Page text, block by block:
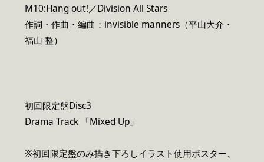
M10:Hang out!／Division All Stars
作詞・作曲・編曲：invisible manners（平山大介・
福山 整）
初回限定盤Disc3
Drama Track 「Mixed Up」
※初回限定盤のみ描き下ろしイラスト使用ポスター、